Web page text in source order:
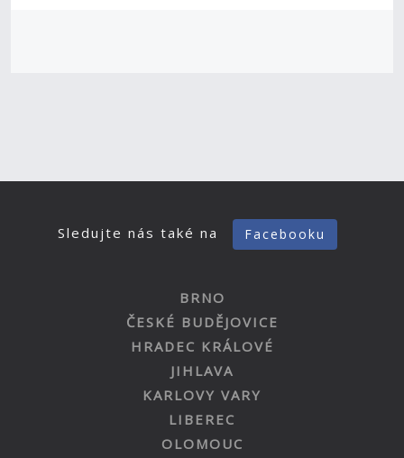
Sledujte nás také na Facebooku
BRNO
ČESKÉ BUDĚJOVICE
HRADEC KRÁLOVÉ
JIHLAVA
KARLOVY VARY
LIBEREC
OLOMOUC